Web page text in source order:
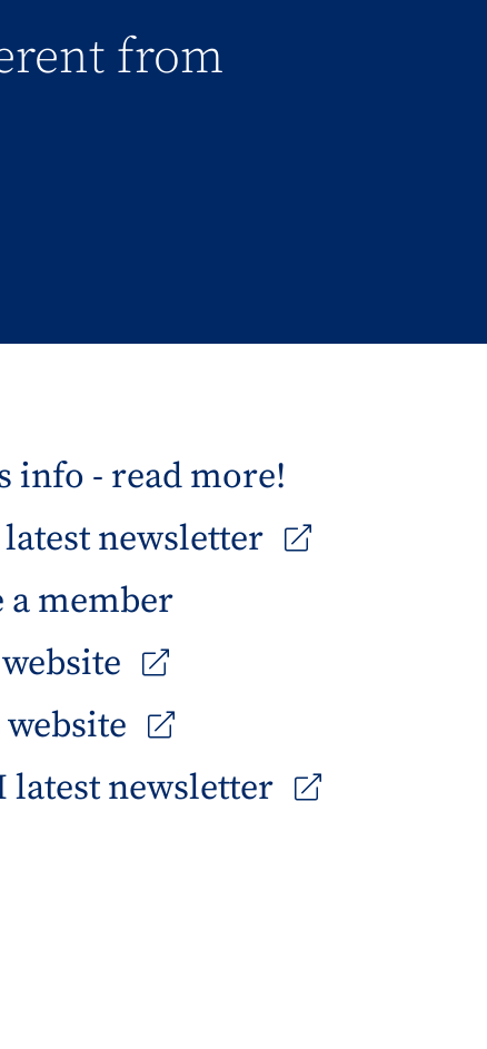
from
info - read more!
newsletter
a member
latest newsletter